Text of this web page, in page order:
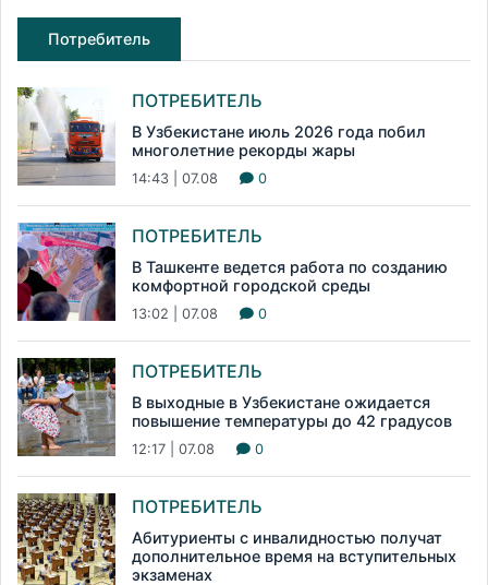
Потребитель
ПОТРЕБИТЕЛЬ
В Узбекистане июль 2026 года побил
многолетние рекорды жары
14:43 | 07.08 0
ПОТРЕБИТЕЛЬ
В Ташкенте ведется работа по созданию
комфортной городской среды
13:02 | 07.08 0
ПОТРЕБИТЕЛЬ
В выходные в Узбекистане ожидается
повышение температуры до 42 градусов
12:17 | 07.08 0
ПОТРЕБИТЕЛЬ
Абитуриенты с инвалидностью получат
дополнительное время на вступительных
экзаменах